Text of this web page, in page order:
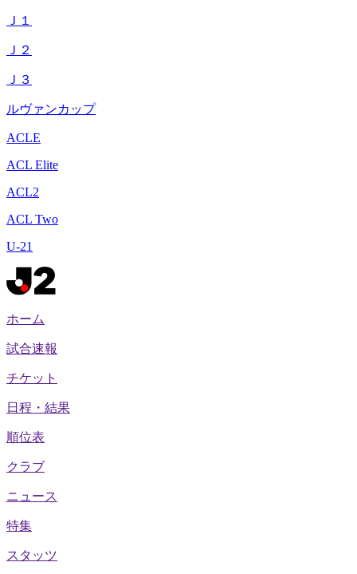
Ｊ１
Ｊ２
Ｊ３
ルヴァンカップ
ACLE
ACL Elite
ACL2
ACL Two
U-21
ホーム
試合速報
チケット
日程・結果
順位表
クラブ
ニュース
特集
スタッツ